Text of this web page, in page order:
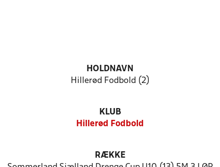
HOLDNAVN
Hillerød Fodbold (2)
KLUB
Hillerød Fodbold
RÆKKE